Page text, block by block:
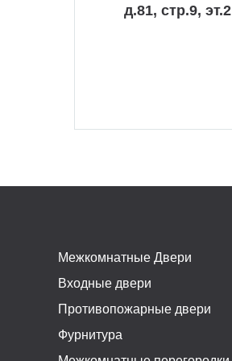
д.81, стр.9, эт.2
Межкомнатные Двери
Входные двери
Противопожарные двери
Фурнитура